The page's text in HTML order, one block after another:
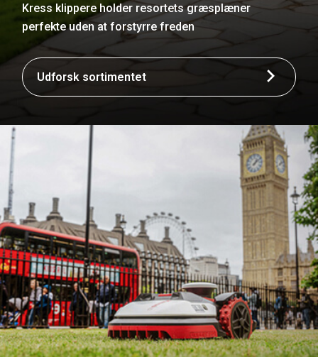
Kress klippere holder resortets græsplæner
perfekte uden at forstyrre freden
Udforsk sortimentet